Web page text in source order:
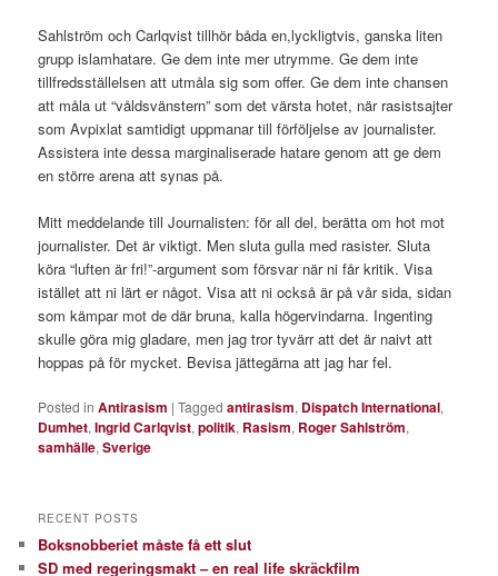
Sahlström och Carlqvist tillhör båda en,lyckligtvis, ganska liten
grupp islamhatare. Ge dem inte mer utrymme. Ge dem inte
tillfredsställelsen att utmåla sig som offer. Ge dem inte chansen
att måla ut “våldsvänstern” som det värsta hotet, när rasistsajter
som Avpixlat samtidigt uppmanar till förföljelse av journalister.
Assistera inte dessa marginaliserade hatare genom att ge dem
en större arena att synas på.
Mitt meddelande till Journalisten: för all del, berätta om hot mot
journalister. Det är viktigt. Men sluta gulla med rasister. Sluta
köra “luften är fri!”-argument som försvar när ni får kritik. Visa
istället att ni lärt er något. Visa att ni också är på vår sida, sidan
som kämpar mot de där bruna, kalla högervindarna. Ingenting
skulle göra mig gladare, men jag tror tyvärr att det är naivt att
hoppas på för mycket. Bevisa jättegärna att jag har fel.
Posted in Antirasism |Tagged antirasism, Dispatch International,
Dumhet,Ingrid Carlqvist,politik, Rasism, Roger Sahlström,
samhälle,Sverige
RECENT POSTS
Boksnobberiet måste få ett slut
SD med regeringsmakt – en real life skräckfilm